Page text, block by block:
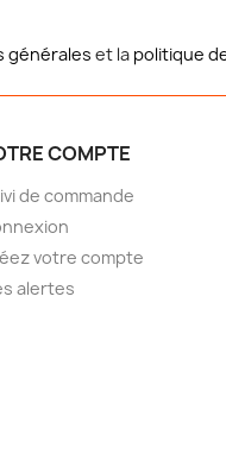
générales et la politique
COMPTE
de commande
votre compte
alertes